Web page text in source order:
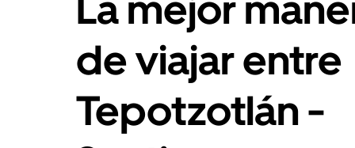
de viajar entre
Tepotzotlán -